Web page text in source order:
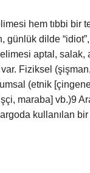
hem tıbbi bir
dilde “idiot”,
aptal,
Fiziksel
(etnik
maraba] vb.)9
kullanılan